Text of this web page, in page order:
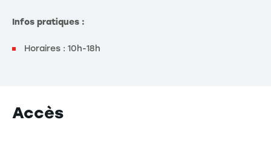
Infos pratiques :
Horaires : 10h-18h
Accès